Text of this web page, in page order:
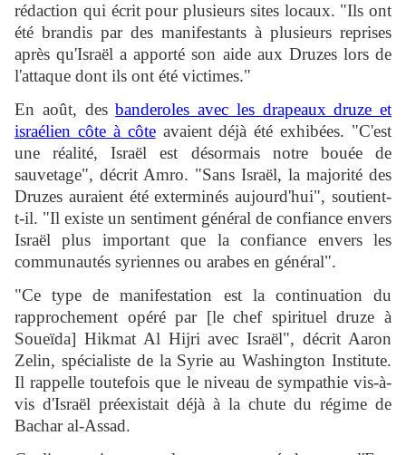
rédaction qui écrit pour plusieurs sites locaux. "Ils ont
été brandis par des manifestants à plusieurs reprises
après qu'Israël a apporté son aide aux Druzes lors de
l'attaque dont ils ont été victimes."
En août, desbanderoles avec les drapeaux druze et
israélien côte à côteavaient déjà été exhibées. "C'est
une réalité, Israël est désormais notre bouée de
sauvetage", décrit Amro. "Sans Israël, la majorité des
Druzes auraient été exterminés aujourd'hui", soutient-
t-il. "Il existe un sentiment général de confiance envers
Israël plus important que la confiance envers les
communautés syriennes ou arabes en général".
"Ce type de manifestation est la continuation du
rapprochement opéré par [le chef spirituel druze à
Soueïda] Hikmat Al Hijri avec Israël", décrit Aaron
Zelin, spécialiste de la Syrie au Washington Institute.
Il rappelle toutefois que le niveau de sympathie vis-à-
vis d'Israël préexistait déjà à la chute du régime de
Bachar al-Assad.